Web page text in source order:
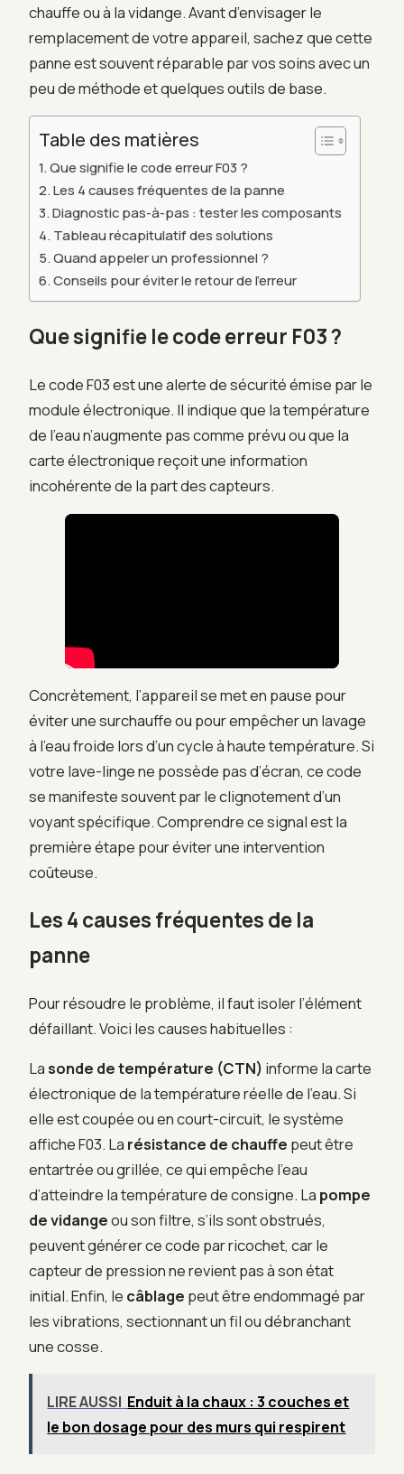
chauffe ou à la vidange. Avant d’envisager le
remplacement de votre appareil, sachez que cette
panne est souvent réparable par vos soins avec un
peu de méthode et quelques outils de base.
Table des matières
Que signifie le code erreur F03 ?
Les 4 causes fréquentes de la panne
Diagnostic pas-à-pas : tester les composants
Tableau récapitulatif des solutions
Quand appeler un professionnel ?
Conseils pour éviter le retour de l’erreur
Que signifie le code erreur F03 ?
Le code F03 est une alerte de sécurité émise par le
module électronique. Il indique que la température
de l’eau n’augmente pas comme prévu ou que la
carte électronique reçoit une information
incohérente de la part des capteurs.
Concrètement, l’appareil se met en pause pour
éviter une surchauffe ou pour empêcher un lavage
à l’eau froide lors d’un cycle à haute température. Si
votre lave-linge ne possède pas d’écran, ce code
se manifeste souvent par le clignotement d’un
voyant spécifique. Comprendre ce signal est la
première étape pour éviter une intervention
coûteuse.
Les 4 causes fréquentes de la
panne
Pour résoudre le problème, il faut isoler l’élément
défaillant. Voici les causes habituelles :
Lasonde de température (CTN) informe la carte
électronique de la température réelle de l’eau. Si
elle est coupée ou en court-circuit, le système
affiche F03. La résistance de chauffe peut être
entartrée ou grillée, ce qui empêche l’eau
d’atteindre la température de consigne. La pompe
de vidangeou son filtre, s’ils sont obstrués,
peuvent générer ce code par ricochet, car le
capteur de pression ne revient pas à son état
initial. Enfin, le câblage peut être endommagé par
les vibrations, sectionnant un fil ou débranchant
une cosse.
LIRE AUSSI Enduit à la chaux : 3 couches et
le bon dosage pour des murs qui respirent